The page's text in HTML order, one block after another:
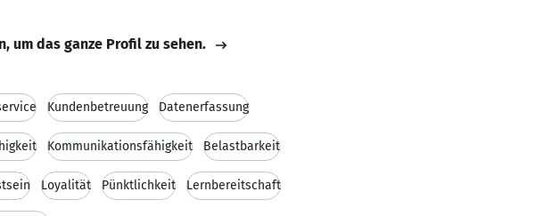
um das ganze Profil zu sehen.
Kundenbetreuung Datenerfassung
Kommunikationsfähigkeit Belastbarkeit
Loyalität Pünktlichkeit Lernbereitschaft